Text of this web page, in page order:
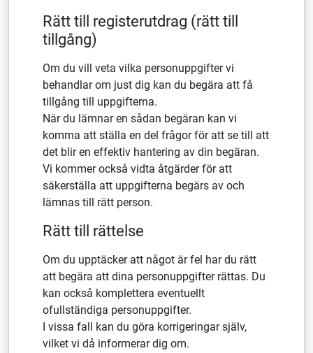
Rätt till registerutdrag (rätt till
tillgång)
Om du vill veta vilka personuppgifter vi
behandlar om just dig kan du begära att få
tillgång till uppgifterna.
När du lämnar en sådan begäran kan vi
komma att ställa en del frågor för att se till att
det blir en effektiv hantering av din begäran.
Vi kommer också vidta åtgärder för att
säkerställa att uppgifterna begärs av och
lämnas till rätt person.
Rätt till rättelse
Om du upptäcker att något är fel har du rätt
att begära att dina personuppgifter rättas. Du
kan också komplettera eventuellt
ofullständiga personuppgifter.
I vissa fall kan du göra korrigeringar själv,
vilket vi då informerar dig om.